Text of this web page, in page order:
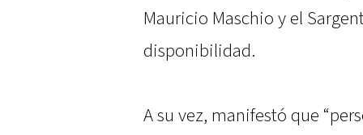
Mauricio Maschio y el
disponibilidad.
A su vez, manifestó que